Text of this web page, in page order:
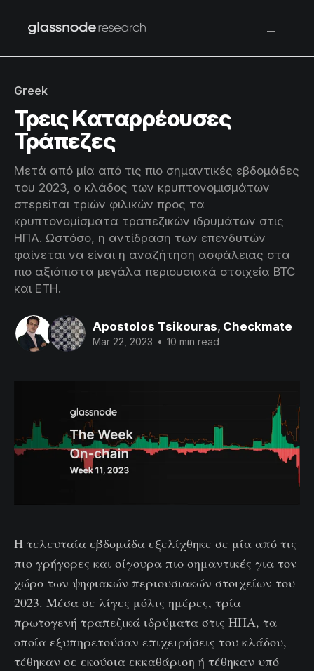
Greek
Τρεις Καταρρέουσες
Τράπεζες
Μετά από μία από τις πιο σημαντικές εβδομάδες
του 2023, ο κλάδος των κρυπτονομισμάτων
στερείται τριών φιλικών προς τα
κρυπτονομίσματα τραπεζικών ιδρυμάτων στις
ΗΠΑ. Ωστόσο, η αντίδραση των επενδυτών
φαίνεται να είναι η αναζήτηση ασφάλειας στα
πιο αξιόπιστα μεγάλα περιουσιακά στοιχεία BTC
και ETH.
Apostolos Tsikouras, Checkmate
Mar 22, 2023 • 10 min read
Η τελευταία εβδομάδα εξελίχθηκε σε μία από τις
πιο γρήγορες και σίγουρα πιο σημαντικές για τον
χώρο των ψηφιακών περιουσιακών στοιχείων του
2023. Μέσα σε λίγες μόλις ημέρες, τρία
πρωτογενή τραπεζικά ιδρύματα στις ΗΠΑ, τα
οποία εξυπηρετούσαν επιχειρήσεις του κλάδου,
τέθηκαν σε εκούσια εκκαθάριση ή τέθηκαν υπό